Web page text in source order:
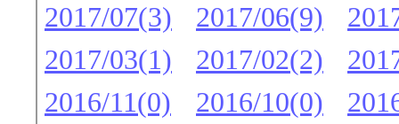
2017/07(3)
2017/06(9)
2017/03(1)
2017/02(2)
2016/11(0)
2016/10(0)